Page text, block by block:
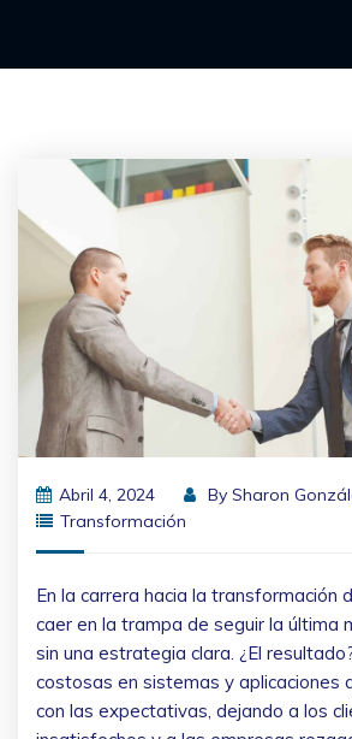
Abril 4, 2024 By Sharon
Transformación
En la carrera hacia la transformación
caer en la trampa de seguir la última
sin una estrategia clara. ¿El
costosas en sistemas y aplicaciones
con las expectativas, dejando a los